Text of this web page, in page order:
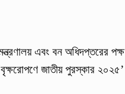
এবং বন অধিদপ্তরের পক্ষ
জাতীয় পুরস্কার ২০২৫’